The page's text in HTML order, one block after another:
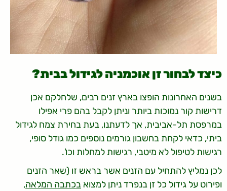
כיצד לבחור זן אוכמניה לגידול בבית?
בשנים האחרונות הופצו בארץ זנים רבים, שלחלקם אכן
דרישות קור נמוכות ביותר וניתן לקבל בהם פרי אפילו
במרפסת תל-אביבית, אך לדעתנו, בעת בחירת צמח לגידול
ביתי, כדאי לקחת בחשבון גורמים נוספים כמו גודל סופי,
רגישות לטיפול לא מיטבי, רגישות למחלות וכו'.
לכן נמליץ להתחיל עם הזנים אשר בראש זו (שאר הזנים
ופירוט על גידול כל זן בנפרד ניתן למצוא בכתבה המלאה,